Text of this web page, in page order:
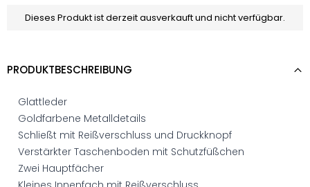
Dieses Produkt ist derzeit ausverkauft und nicht verfügbar.
PRODUKTBESCHREIBUNG
Glattleder
Goldfarbene Metalldetails
Schließt mit Reißverschluss und Druckknopf
Verstärkter Taschenboden mit Schutzfüßchen
Zwei Hauptfächer